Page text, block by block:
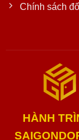
Chính sách
HÀNH